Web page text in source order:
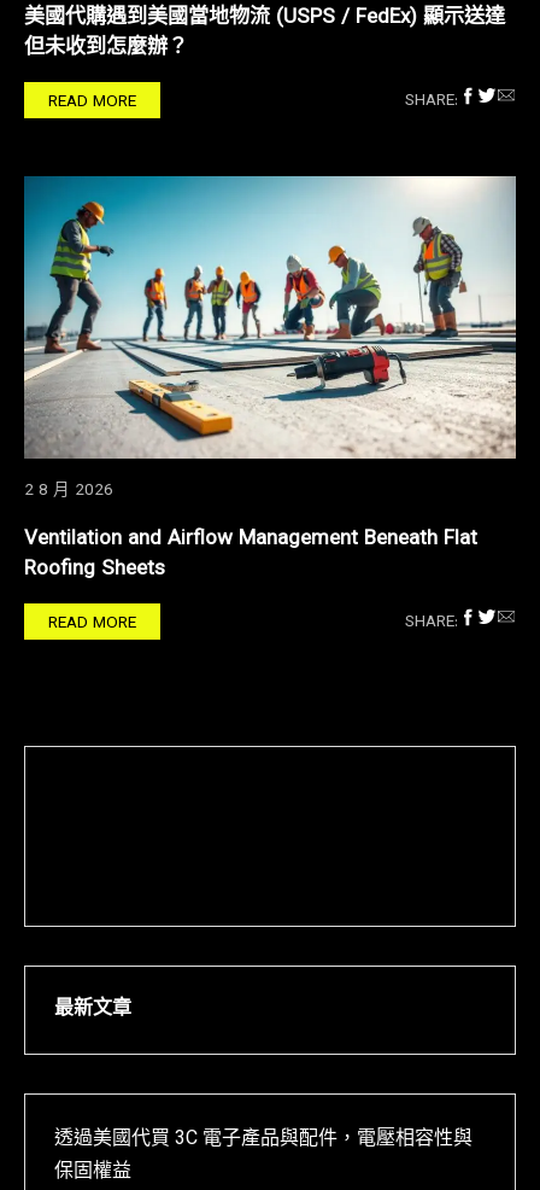
美國代購遇到美國當地物流 (USPS / FedEx) 顯示送達
但未收到怎麼辦？
READ MORE SHARE:
2 8 月 2026
Ventilation and Airflow Management Beneath Flat
Roofing Sheets
READ MORE SHARE:
最新文章
透過美國代買 3C 電子產品與配件，電壓相容性與
保固權益